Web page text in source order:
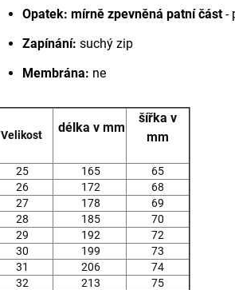
Opatek: mírně zpevněná patní část-
Zapínání: suchý zip
Membrána: ne
Velikost délka v mm
šířka v
mm
25 165
65
26
172
68
27
178
69
28
185
70
29
192
72
30
199
73
31
206
74
32
213
75